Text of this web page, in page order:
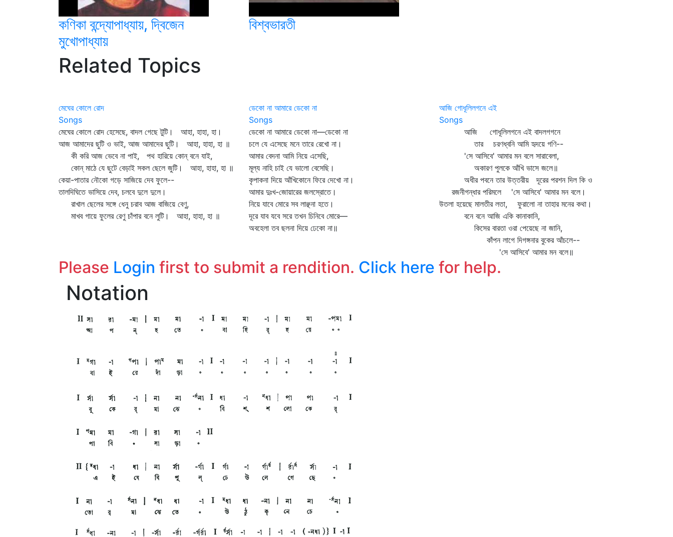
কণিকা বন্দ্যোপাধ্যায়, দ্বিজেন
মুখোপাধ্যায়
বিশ্বভারতী
Related Topics
মেঘের কোলে রোদ
Songs
মেঘের কোলে রোদ হেসেছে, বাদল গেছে টুটি। আহা, হাহা, হা।
আজ আমাদের ছুটি ও ভাই, আজ আমাদের ছুটি। আহা, হাহা, হা ॥
কী করি আজ ভেবে না পাই, পথ হারিয়ে কোন্‌ বনে যাই,
কোন্‌ মাঠে যে ছুটে বেড়াই সকল ছেলে জুটি। আহা, হাহা, হা ॥
কেয়া-পাতার নৌকো গড়ে সাজিয়ে দেব ফুলে--
তালদিঘিতে ভাসিয়ে দেব, চলবে দুলে দুলে।
রাখাল ছেলের সঙ্গে ধেনু চরাব আজ বাজিয়ে বেণু,
মাখব গায়ে ফুলের রেণু চাঁপার বনে লুটি। আহা, হাহা, হা ॥
ডেকো না আমারে ডেকো না
Songs
ডেকো না আমারে ডেকো না—ডেকো না
চলে যে এসেছে মনে তারে রেখো না।
আমার বেদনা আমি নিয়ে এসেছি,
মূল্য নাহি চাই যে ভালো বেসেছি।
কৃপাকনা দিয়ে আঁখিকোনে ফিরে দেখো না।
আমার দুঃখ-জোয়ারের জলস্রোতে।
নিয়ে যাবে মোরে সব লাঞ্ছনা হতে।
দূরে যাব যবে সরে তখন চিনিবে মোরে—
অবহেলা তব ছলনা দিয়ে ঢেকো না॥
আজি গোধূলিলগনে এই
Songs
আজি গোধূলিলগনে এই বাদলগগনে
তার চরণধ্বনি আমি হৃদয়ে গণি--
'সে আসিবে' আমার মন বলে সারাবেলা,
অকারণ পুলকে আঁখি ভাসে জলে॥
অধীর পবনে তার উত্তরীয় দূরের পরশন দিল কি ও
রজনীগন্ধার পরিমলে 'সে আসিবে' আমার মন বলে।
উতলা হয়েছে মালতীর লতা, ফুরালো না তাহার মনের কথা।
বনে বনে আজি একি কানাকানি,
কিসের বারতা ওরা পেয়েছে না জানি,
কাঁপন লাগে দিগঙ্গনার বুকের আঁচলে--
'সে আসিবে' আমার মন বলে॥
Please Login first to submit a rendition. Click here for help.
Notation